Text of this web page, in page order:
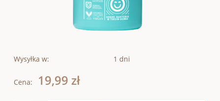
Wysyłka w: 1 dni
Cena: 19,99 zł